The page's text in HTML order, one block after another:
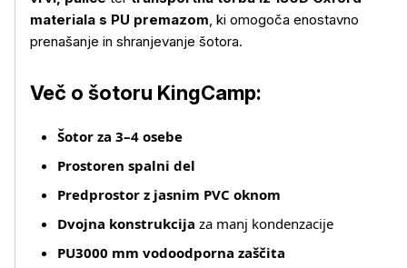
materiala s PU premazom, ki omogoča enostavno
prenašanje in shranjevanje šotora.
Več o šotoru KingCamp:
Šotor za 3–4 osebe
Prostoren spalni del
Predprostor z jasnim PVC oknom
Dvojna konstrukcija za manj kondenzacije
PU3000 mm vodoodporna zaščita